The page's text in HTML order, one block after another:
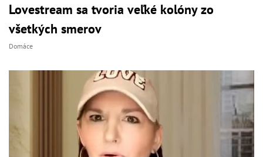
Lovestream sa tvoria veľké kolóny zo
všetkých smerov
Domáce